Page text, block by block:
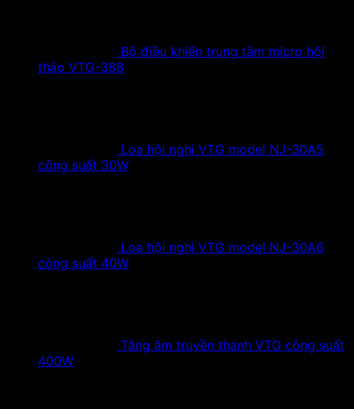
Bộ điều khiển trung tâm micro hội
thảo VTG-388
Loa hội nghị VTG model NJ-30A5
công suất 30W
Loa hội nghị VTG model NJ-30A6
công suất 40W
Tăng âm truyền thanh VTG công suất
400W